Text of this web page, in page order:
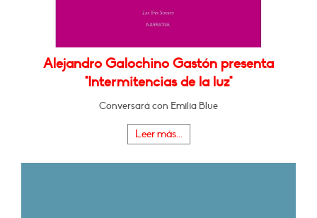
Alejandro Galochino Gastón presenta
"Intermitencias de la luz"
Conversará con Emilia Blue
Leer más...